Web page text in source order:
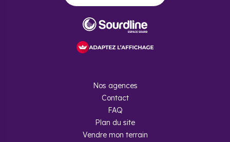
Nos agences
Contact
FAQ
Plan du site
Vendre mon terrain